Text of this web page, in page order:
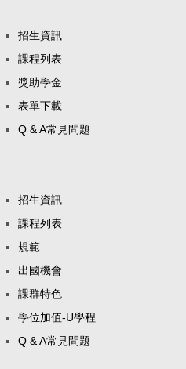
招生資訊
課程列表
獎助學金
表單下載
Q & A常見問題
招生資訊
課程列表
規範
出國機會
課群特色
學位加值-U學程
Q & A常見問題